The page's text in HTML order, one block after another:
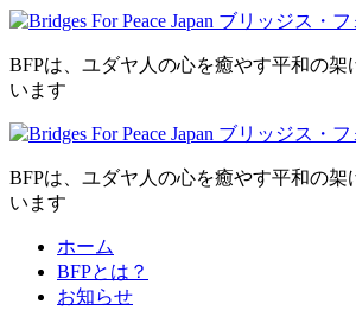
BFPは、ユダヤ人の心を癒やす平和の架
います
BFPは、ユダヤ人の心を癒やす平和の架
います
ホーム
BFPとは？
お知らせ